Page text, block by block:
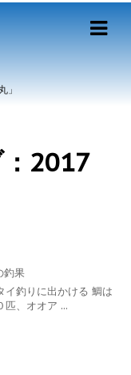
」
：2017
釣果
イ釣りに出かける 鯛は
匹、オオア ...